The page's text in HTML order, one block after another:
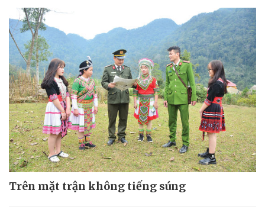
Trên mặt trận không tiếng súng